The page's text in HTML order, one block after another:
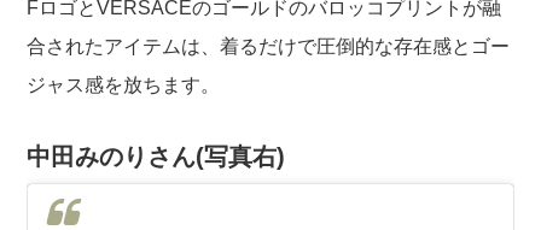
FロゴとVERSACEのゴールドのバロッコプリントが融
合されたアイテムは、着るだけで圧倒的な存在感とゴー
ジャス感を放ちます。
中田みのりさん(写真右)